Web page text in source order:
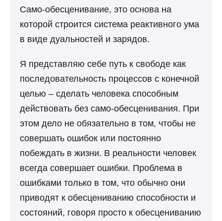
Само-обесценивание, это основа на
которой строится система реактивного ума
в виде дуальностей и зарядов.
Я представляю себе путь к свободе как
последовательность процессов с конечной
целью – сделать человека способным
действовать без само-обесценивания. При
этом дело не обязательно в том, чтобы не
совершать ошибок или постоянно
побеждать в жизни. В реальности человек
всегда совершает ошибки. Проблема в
ошибками только в том, что обычно они
приводят к обесцениванию способности и
состояний, говоря просто к обесцениванию